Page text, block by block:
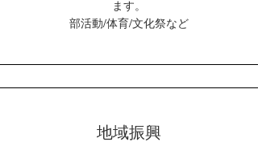
ます。
​部活動/体育/文化祭など
地域振興